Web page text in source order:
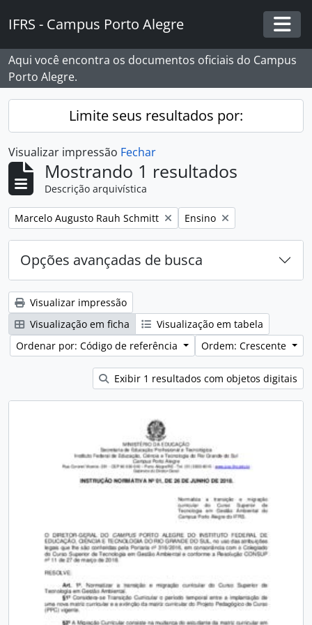
IFRS - Campus Porto Alegre
Aqui você encontra os documentos oficiais do Campus
Porto Alegre.
Limite seus resultados por:
Visualizar impressão Fechar
Mostrando 1 resultados
Descrição arquivística
Remover filtro:
Marcelo Augusto Rauh Schmitt Remover filtro:
Ensino
Opções avançadas de busca
Visualizar impressão
Visualização em ficha
Visualização em tabela
Ordenar por: Código de referência
Ordem: Crescente
Exibir 1 resultados com objetos digitais